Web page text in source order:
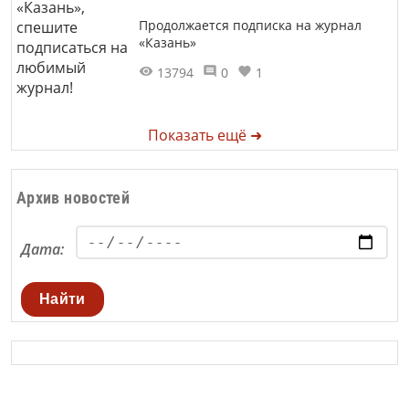
Продолжается подписка на журнал
«Казань»
13794
0 1
Показать ещё ➜
Архив новостей
Дата:
Найти